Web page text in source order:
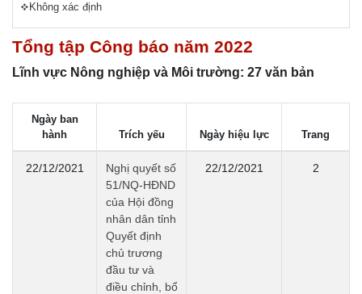
Không xác định
Tổng tập Công báo năm 2022
Lĩnh vực Nông nghiệp và Môi trường: 27 văn bản
Ngày ban
hành
Trích yếu Ngày hiệu lực Trang
22/12/2021
Nghị quyết số
51/NQ-HĐND
của Hội đồng
nhân dân tỉnh
Quyết định
chủ trương
đầu tư và
điều chỉnh, bổ
22/12/2021 2